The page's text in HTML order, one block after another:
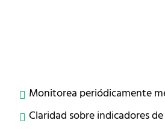
Monitorea periódicamente
Claridad sobre indicadores